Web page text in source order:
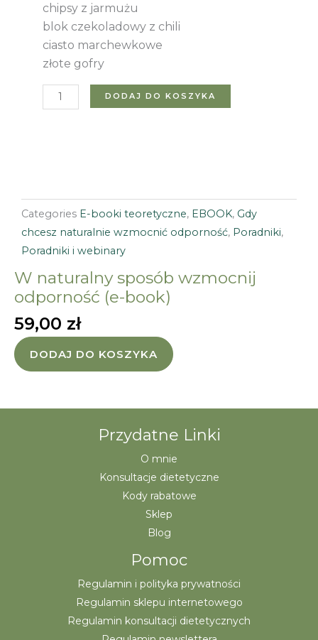
chipsy z jarmużu
blok czekoladowy z chili
ciasto marchewkowe
złote gofry
ilość
W
(e-
book)
DODAJ DO KOSZYKA
Categories E-booki teoretyczne, EBOOK, Gdy
chcesz naturalnie wzmocnić odporność, Poradniki,
Poradniki i webinary
W naturalny sposób wzmocnij
odporność (e-book)
59,00 zł
DODAJ DO KOSZYKA
Przydatne Linki
O mnie
Konsultacje dietetyczne
Kody rabatowe
Sklep
Blog
Pomoc
Regulamin i polityka prywatności
Regulamin sklepu internetowego
Regulamin konsultacji dietetycznych